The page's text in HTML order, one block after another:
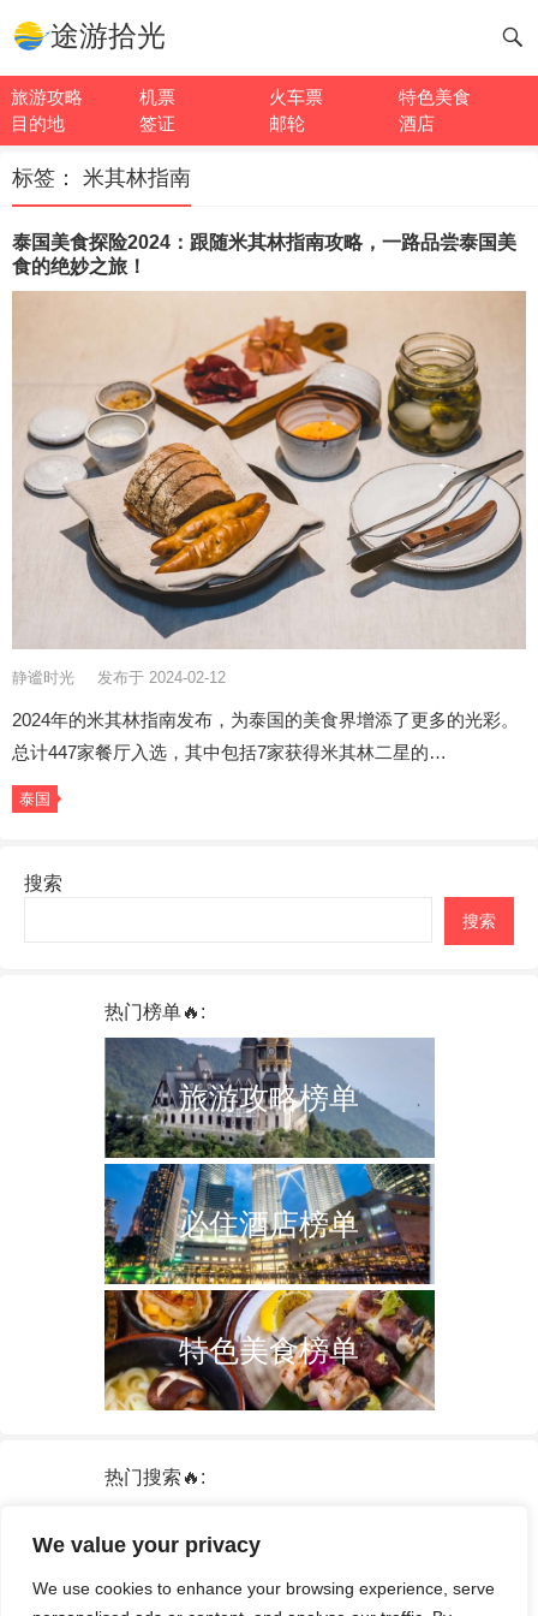
We value your privacy
We use cookies to enhance your browsing experience, serve
途游拾光
旅游攻略 机票 火车票
特色美食
目的地
签证 邮轮 酒店
标签： 米其林指南
泰国美食探险2024：跟随米其林指南攻略，一路品尝泰国美
食的绝妙之旅！
静谧时光 发布于 2024-02-12
2024年的米其林指南发布，为泰国的美食界增添了更多的光彩。
总计447家餐厅入选，其中包括7家获得米其林二星的…
泰国
搜索
搜索
热门榜单🔥:
旅游攻略榜单
必住酒店榜单
特色美食榜单
热门搜索🔥:
泰国
中国 火车票
签证
酒店